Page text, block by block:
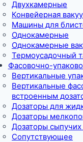
Двухкамерные
Конвейерная
Машины для
Однокамерные
Однокамерные
Термоусадочный
Фасовочно-
Вертикальные
Вертикальные
встроенным
Дозаторы для
Дозаторы
Дозаторы
Сопутствующее